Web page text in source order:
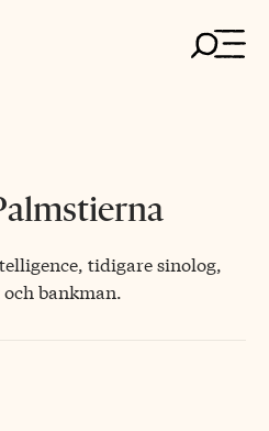
tidigare sinolog,
bankman.